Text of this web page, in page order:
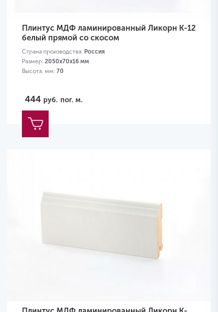
Плинтус МДФ ламинированный Ликорн K-12
белый прямой со скосом
Страна производства: Россия
Размер: 2050х70х16 мм
Высота, мм: 70
444 руб. пог. м.